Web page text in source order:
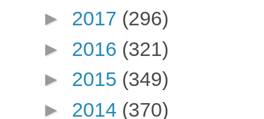
► 2017 (296)
► 2016 (321)
► 2015 (349)
► 2014 (370)